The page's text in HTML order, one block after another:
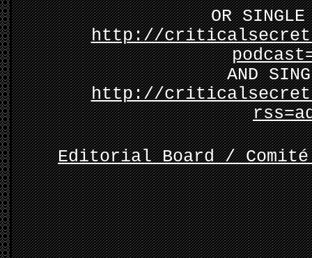
OR SINGLE
http://
AND
http://
Editorial Board /